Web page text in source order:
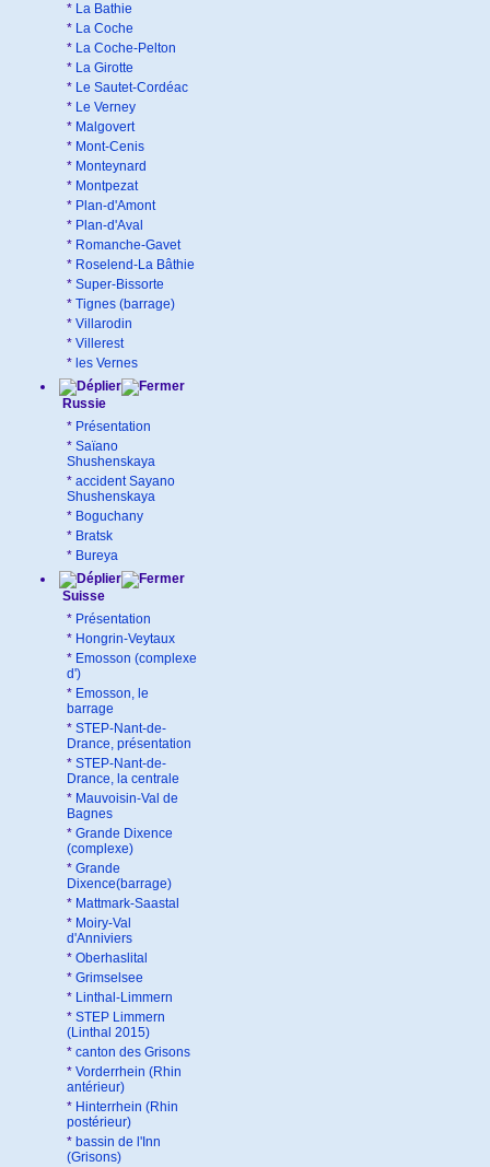
* La Bathie
* La Coche
* La Coche-Pelton
* La Girotte
* Le Sautet-Cordéac
* Le Verney
* Malgovert
* Mont-Cenis
* Monteynard
* Montpezat
* Plan-d'Amont
* Plan-d'Aval
* Romanche-Gavet
* Roselend-La Bâthie
* Super-Bissorte
* Tignes (barrage)
* Villarodin
* Villerest
* les Vernes
Russie
* Présentation
* Saïano
Shushenskaya
* accident Sayano
Shushenskaya
* Boguchany
* Bratsk
* Bureya
Suisse
* Présentation
* Hongrin-Veytaux
* Emosson (complexe
d')
* Emosson, le
barrage
* STEP-Nant-de-
Drance, présentation
* STEP-Nant-de-
Drance, la centrale
* Mauvoisin-Val de
Bagnes
* Grande Dixence
(complexe)
* Grande
Dixence(barrage)
* Mattmark-Saastal
* Moiry-Val
d'Anniviers
* Oberhaslital
* Grimselsee
* Linthal-Limmern
* STEP Limmern
(Linthal 2015)
* canton des Grisons
* Vorderrhein (Rhin
antérieur)
* Hinterrhein (Rhin
postérieur)
* bassin de l'Inn
(Grisons)